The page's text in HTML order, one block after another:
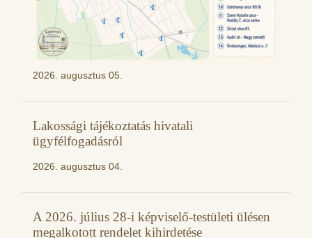
2026. augusztus 05.
Lakossági tájékoztatás hivatali
ügyfélfogadásról
2026. augusztus 04.
A 2026. július 28-i képviselő-testületi ülésen
megalkotott rendelet kihirdetése